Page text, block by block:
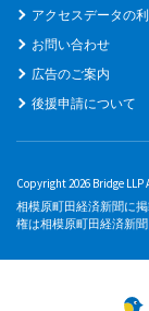
アクセスデータの
お問い合わせ
広告のご案内
後援申請について
Copyright 2026 Bridge
相模原町田経済新聞に
権は相模原町田経済新